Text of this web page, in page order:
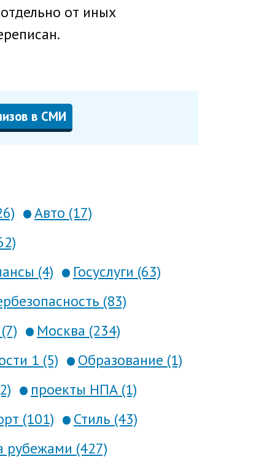
от иных
в СМИ
Авто (17)
(4)
Госуслуги (63)
(83)
Москва (234)
1 (5)
Образование (1)
проекты НПА (1)
(101)
Стиль (43)
рубежами (427)